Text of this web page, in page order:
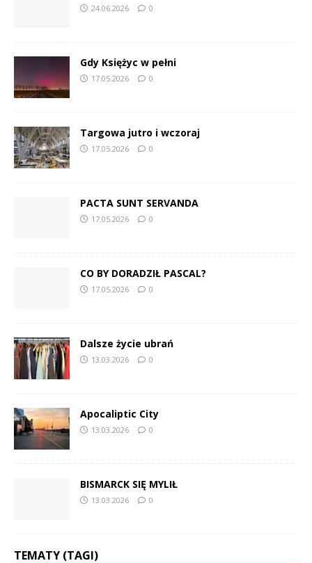
24.06.2026 0
Gdy Księżyc w pełni
17.05.2026 0
Targowa jutro i wczoraj
17.05.2026 0
PACTA SUNT SERVANDA
17.05.2026 0
CO BY DORADZIŁ PASCAL?
17.05.2026 0
Dalsze życie ubrań
13.03.2026 0
Apocaliptic City
13.03.2026 0
BISMARCK SIĘ MYLIŁ
13.03.2026 0
TEMATY (TAGI)